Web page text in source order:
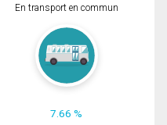
En transport en commun
7.66 %